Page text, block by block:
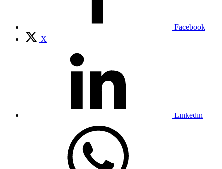
Facebook
X
Linkedin